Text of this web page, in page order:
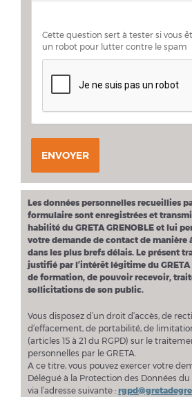
Cette question sert à tester si vous
un robot pour lutter contre le spam
ENVOYER
Les données personnelles recueillies
formulaire sont enregistrées et
habilité du GRETA GRENOBLE et lui
votre demande de contact de manière
dans les plus brefs délais. Le présent
justifié par l’intérêt légitime du
de formation, de pouvoir recevoir,
sollicitations de son public.
Vous disposez d’un droit d’accès, de
d’effacement, de portabilité, de
(articles 15 à 21 du RGPD) sur le
personnelles par le GRETA.
A ce titre, vous pouvez exercer votre
Délégué à la Protection des Données du
via l’adresse suivante :